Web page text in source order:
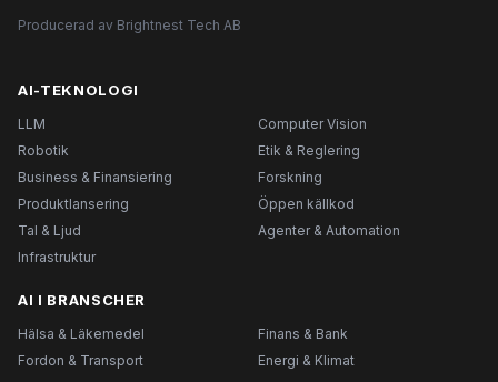
Producerad av Brightnest Tech AB
AI-TEKNOLOGI
LLM
Computer Vision
Robotik
Etik & Reglering
Business & Finansiering
Forskning
Produktlansering
Öppen källkod
Tal & Ljud
Agenter & Automation
Infrastruktur
AI I BRANSCHER
Hälsa & Läkemedel
Finans & Bank
Fordon & Transport
Energi & Klimat